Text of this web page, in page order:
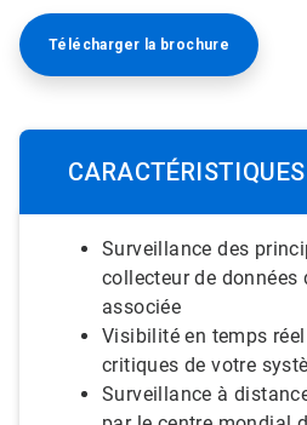
Télécharger la brochure
CARACTÉRISTIQUES
Surveillance des
collecteur de
associée
Visibilité en temps
critiques de votre
Surveillance à